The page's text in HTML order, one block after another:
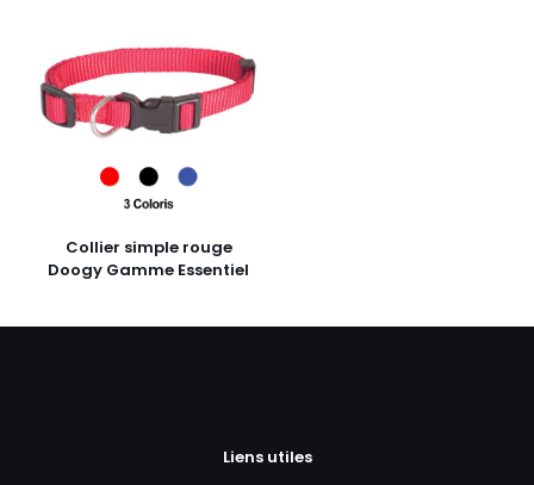
Collier simple rouge
Doogy Gamme Essentiel
Liens utiles